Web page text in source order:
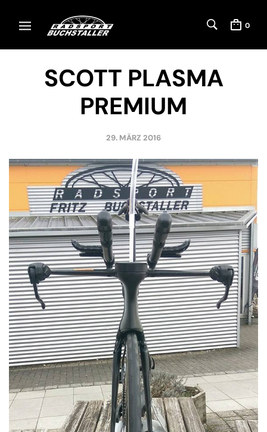
0
SCOTT PLASMA
PREMIUM
29. MÄRZ 2016